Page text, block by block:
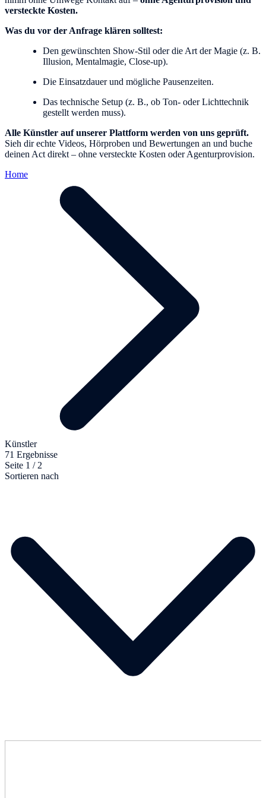
versteckte Kosten.
Was du vor der Anfrage klären solltest:
Den gewünschten Show-Stil oder die Art der Magie (z. B.
Illusion, Mentalmagie, Close-up).
Die Einsatzdauer und mögliche Pausenzeiten.
Das technische Setup (z. B., ob Ton- oder Lichttechnik
gestellt werden muss).
Alle Künstler auf unserer Plattform werden von uns geprüft.
Sieh dir echte Videos, Hörproben und Bewertungen an und buche
deinen Act direkt – ohne versteckte Kosten oder Agenturprovision.
Home
Künstler
71 Ergebnisse
Seite 1 / 2
Sortieren nach